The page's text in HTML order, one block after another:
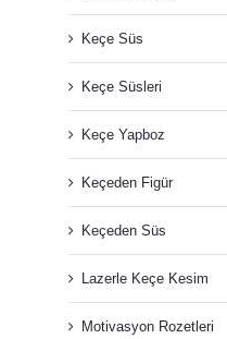
Keçe Süs
Keçe Süsleri
Keçe Yapboz
Keçeden Figür
Keçeden Süs
Lazerle Keçe Kesim
Motivasyon Rozetleri